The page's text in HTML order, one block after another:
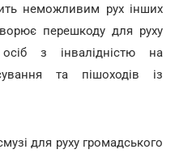
неможливим рух інших
перешкоду для руху
з інвалідністю на
та пішоходів із
для руху громадського